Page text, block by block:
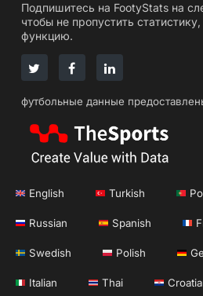
Подпишитесь на FootyStats на
чтобы не пропустить
функцию.
футбольные данные
English Turkish
Russian Spanish
Swedish Polish
Italian Thai